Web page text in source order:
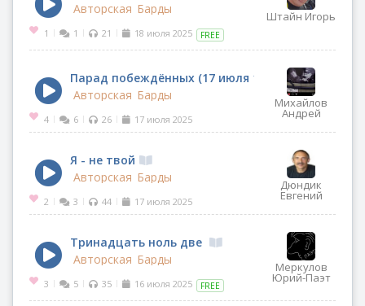
Штайн Игорь
Авторская Барды
1 | 1 | 21 | 18 июля 2025 FREE
Михайлов
Андрей
Парад побеждённых (17 июля 1944 года в
Авторская Барды
4 | 6 | 26 | 17 июля 2025
Дюндик
Евгений
Я - не твой
Авторская Барды
2 | 3 | 44 | 17 июля 2025
Меркулов
Юрий-Паэт
Тринадцать ноль две
Авторская Барды
3 | 5 | 35 | 16 июля 2025 FREE